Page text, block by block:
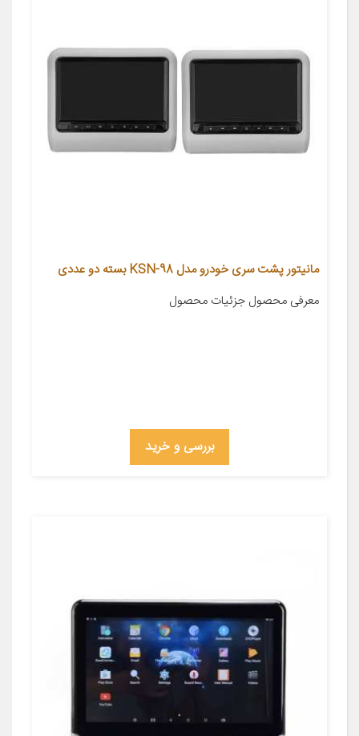
مانیتور پشت سری خودرو مدل KSN-98 بسته دو عددی
معرفی محصول جزئیات محصول
بررسی و خرید